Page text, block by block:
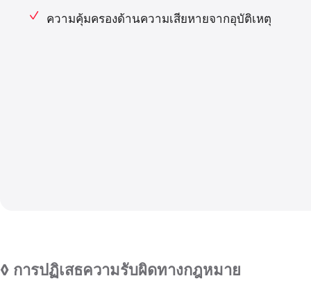
ความคุ้มครองด้านความเสียหายจากอุบัติเหตุ
◊ การปฏิเสธความรับผิดทางกฎหมาย